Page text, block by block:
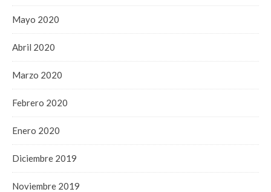
Mayo 2020
Abril 2020
Marzo 2020
Febrero 2020
Enero 2020
Diciembre 2019
Noviembre 2019